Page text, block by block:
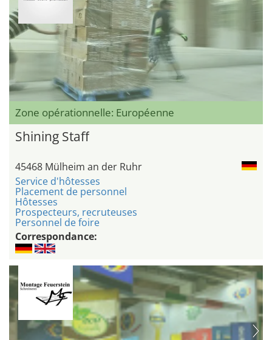
Zone opérationnelle: Européenne
Shining Staff
45468 Mülheim an der Ruhr
Service d'hôtesses
Placement de personnel
Hôtesses
Prospecteurs, recruteuses
Personnel de foire
Correspondance: